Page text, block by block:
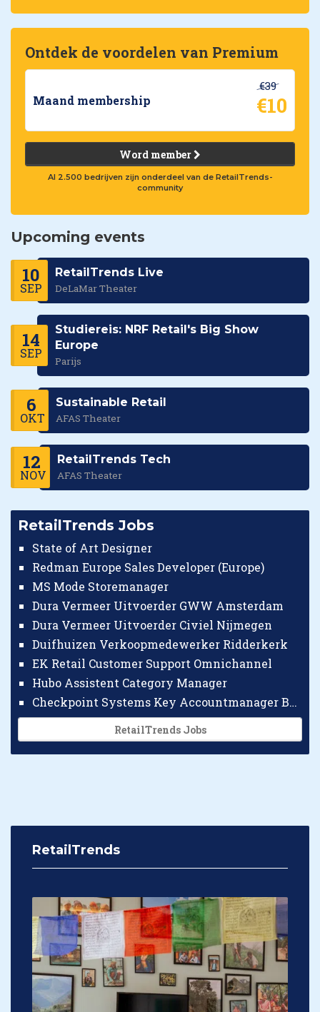
Ontdek de voordelen van Premium
Maand membership
€39
€10
Word member
Al 2.500 bedrijven zijn onderdeel van de RetailTrends-
community
Upcoming events
10
SEP
RetailTrends Live
DeLaMar Theater
14
SEP
Studiereis: NRF Retail's Big Show
Europe
Parijs
6
OKT
Sustainable Retail
AFAS Theater
12
NOV
RetailTrends Tech
AFAS Theater
RetailTrends Jobs
State of Art Designer
Redman Europe Sales Developer (Europe)
MS Mode Storemanager
Dura Vermeer Uitvoerder GWW Amsterdam
Dura Vermeer Uitvoerder Civiel Nijmegen
Duifhuizen Verkoopmedewerker Ridderkerk
EK Retail Customer Support Omnichannel
Hubo Assistent Category Manager
Checkpoint Systems Key Accountmanager Benelux
RetailTrends Jobs
RetailTrends